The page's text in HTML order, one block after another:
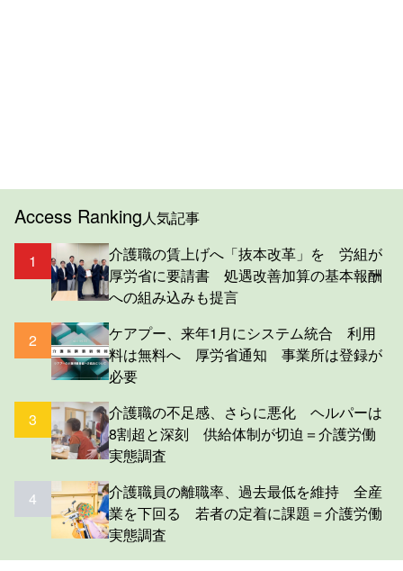
Access Ranking人気記事
1
介護職の賃上げへ「抜本改革」を 労組が
厚労省に要請書 処遇改善加算の基本報酬
への組み込みも提言
2
ケアプー、来年1月にシステム統合 利用
料は無料へ 厚労省通知 事業所は登録が
必要
3
介護職の不足感、さらに悪化 ヘルパーは
8割超と深刻 供給体制が切迫＝介護労働
実態調査
4
介護職員の離職率、過去最低を維持 全産
業を下回る 若者の定着に課題＝介護労働
実態調査